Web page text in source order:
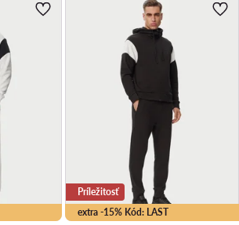
extra -15% Kód: LAST
Príležitosť